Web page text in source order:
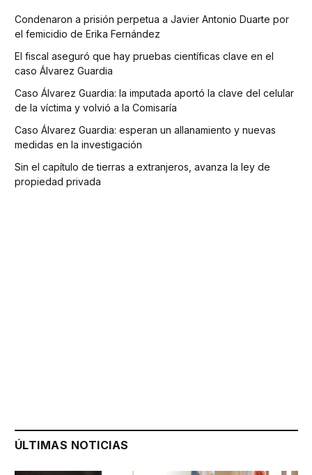
Condenaron a prisión perpetua a Javier Antonio Duarte por
el femicidio de Erika Fernández
El fiscal aseguró que hay pruebas científicas clave en el
caso Álvarez Guardia
Caso Álvarez Guardia: la imputada aportó la clave del celular
de la víctima y volvió a la Comisaría
Caso Álvarez Guardia: esperan un allanamiento y nuevas
medidas en la investigación
Sin el capítulo de tierras a extranjeros, avanza la ley de
propiedad privada
ÚLTIMAS NOTICIAS